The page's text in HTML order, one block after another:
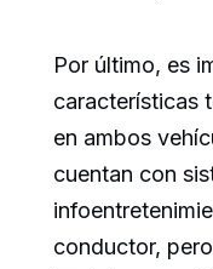
Por último, es
características
en ambos
cuentan con
conductor,